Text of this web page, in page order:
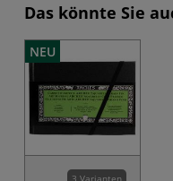
Das könnte Sie
NEU
3 Varianten